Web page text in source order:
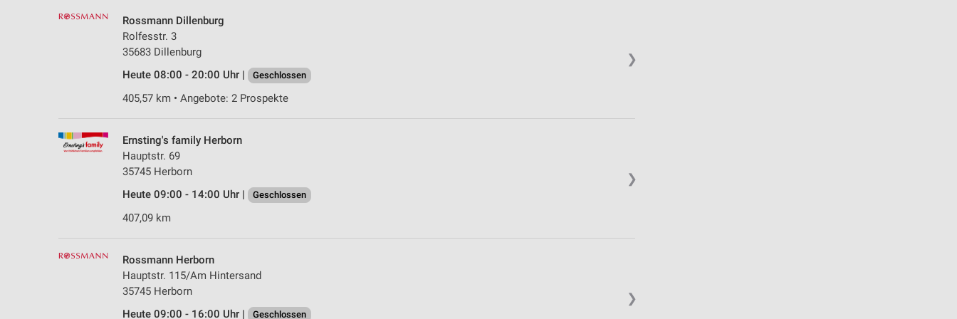
❯
Rossmann Dillenburg
Rolfesstr. 3
35683 Dillenburg
Heute 08:00 - 20:00 Uhr |
Geschlossen
405,57 km • Angebote: 2 Prospekte
❯
Ernsting's family Herborn
Hauptstr. 69
35745 Herborn
Heute 09:00 - 14:00 Uhr |
Geschlossen
407,09 km
❯
Rossmann Herborn
Hauptstr. 115/Am Hintersand
35745 Herborn
Heute 09:00 - 16:00 Uhr |
Geschlossen